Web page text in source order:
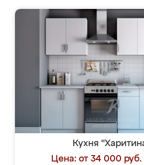
Кухня
Цена: от 34 000 руб.